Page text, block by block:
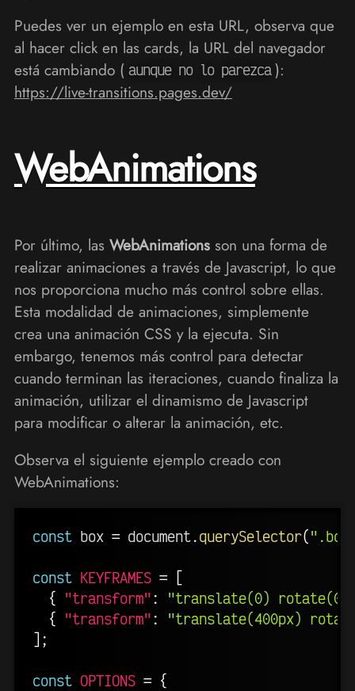
Puedes ver un ejemplo en esta URL, observa que
al hacer click en las cards, la URL del navegador
está cambiando ( aunque no lo parezca ):
https://live-transitions.pages.dev/
WebAnimations
Por último, las WebAnimationsson una forma de
realizar animaciones a través de Javascript, lo que
nos proporciona mucho más control sobre ellas.
Esta modalidad de animaciones, simplemente
crea una animación CSS y la ejecuta. Sin
embargo, tenemos más control para detectar
cuando terminan las iteraciones, cuando finaliza la
animación, utilizar el dinamismo de Javascript
para modificar o alterar la animación, etc.
Observa el siguiente ejemplo creado con
WebAnimations:
const box = document.querySelector(
const KEYFRAMES =
[
{ "transform" :
"translate(0)
{ "transform" :
"translate(400px)
] ;
const OPTIONS = {